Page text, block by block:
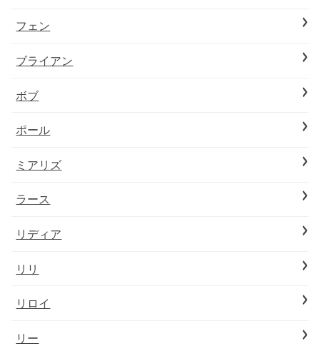
フェン
ブライアン
ボブ
ポール
ミアリズ
ラース
リディア
リリ
リロイ
リー